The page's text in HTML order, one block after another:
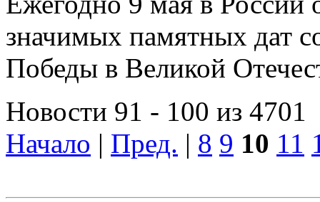
значимых памятных дат
Победы в Великой
Новости 91 - 100 из 4701
Начало | Пред. | 8 9 10 11